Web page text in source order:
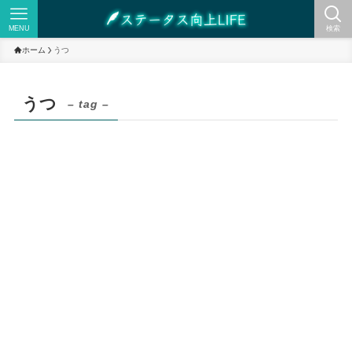
検索
MENU
ホーム うつ
うつ – tag –